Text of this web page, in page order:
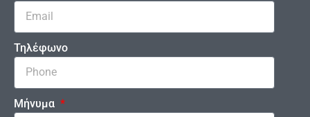
Τηλέφωνο
Μήνυμα